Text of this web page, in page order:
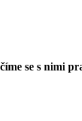
se s nimi